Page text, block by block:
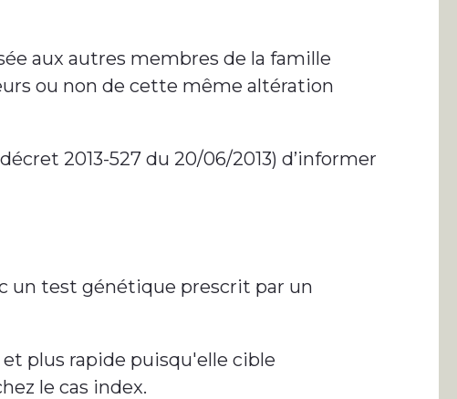
aux autres membres de la famille
ou non de cette même altération
2013-527 du 20/06/2013) d’informer
un test génétique prescrit par un
plus rapide puisqu'elle cible
le cas index.